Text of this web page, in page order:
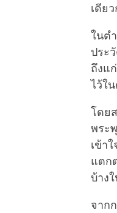
เดีย
ในต
ประ
ถึงแ
ไว้ใ
โดย
พระ
เข้า
แตก
บ้าง
จาก